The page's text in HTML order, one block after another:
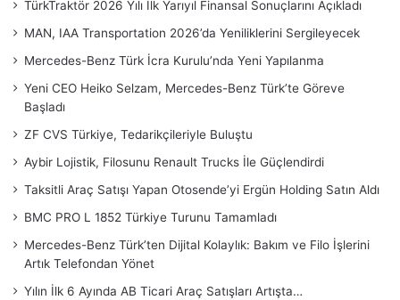
TürkTraktör 2026 Yılı İlk Yarıyıl Finansal Sonuçlarını Açıkladı
MAN, IAA Transportation 2026’da Yeniliklerini Sergileyecek
Mercedes-Benz Türk İcra Kurulu’nda Yeni Yapılanma
Yeni CEO Heiko Selzam, Mercedes-Benz Türk’te Göreve
Başladı
ZF CVS Türkiye, Tedarikçileriyle Buluştu
Aybir Lojistik, Filosunu Renault Trucks İle Güçlendirdi
Taksitli Araç Satışı Yapan Otosende’yi Ergün Holding Satın Aldı
BMC PRO L 1852 Türkiye Turunu Tamamladı
Mercedes-Benz Türk’ten Dijital Kolaylık: Bakım ve Filo İşlerini
Artık Telefondan Yönet
Yılın İlk 6 Ayında AB Ticari Araç Satışları Artışta…